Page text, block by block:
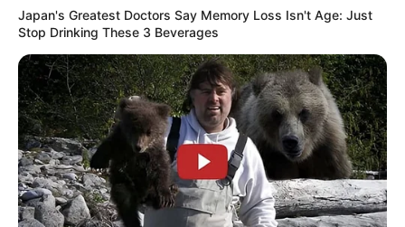
Japan's Greatest Doctors Say Memory Loss Isn't Age: Just
Stop Drinking These 3 Beverages